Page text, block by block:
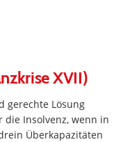
XVII)
gerechte Lösung
die Insolvenz, wenn in
Überkapazitäten